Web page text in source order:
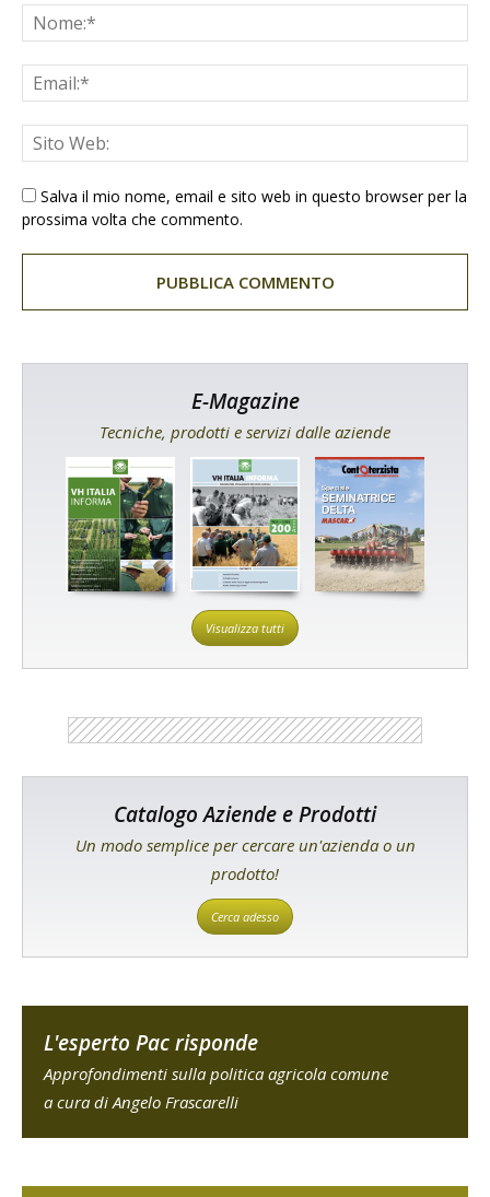
Salva il mio nome, email e sito web in questo browser per la
prossima volta che commento.
E-Magazine
Tecniche, prodotti e servizi dalle aziende
Visualizza tutti
Catalogo Aziende e Prodotti
Un modo semplice per cercare un'azienda o un
prodotto!
Cerca adesso
L'esperto Pac risponde
Approfondimenti sulla politica agricola comune
a cura di Angelo Frascarelli